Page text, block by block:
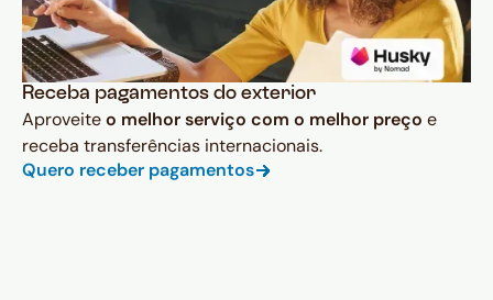
Receba pagamentos do exterior
Aproveiteo melhor serviço com o melhor preço e
receba transferências internacionais.
Quero receber pagamentos